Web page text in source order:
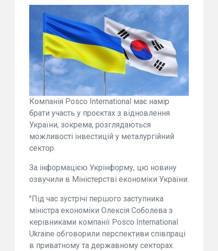
Компанія Posco International має намір
брати участь у проєктах з відновлення
України, зокрема, розглядаються
можливості інвестицій у металургійний
сектор.
За інформацією Укрінформу, цю новину
озвучили в Міністерстві економіки України.
"Під час зустрічі першого заступника
міністра економіки Олексія Соболева з
керівниками компанії Posco International
Ukraine обговорили перспективи співпраці
в приватному та державному секторах.